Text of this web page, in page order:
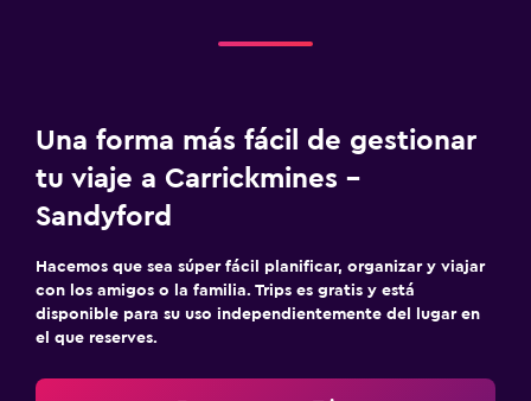
Una forma más fácil de gestionar
tu viaje a Carrickmines -
Sandyford
Hacemos que sea súper fácil planificar, organizar y viajar
con los amigos o la familia. Trips es gratis y está
disponible para su uso independientemente del lugar en
el que reserves.